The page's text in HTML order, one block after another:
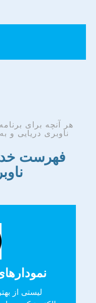
هر آنچه برای
ناوبری دریایی و
فهرست
لیستی از